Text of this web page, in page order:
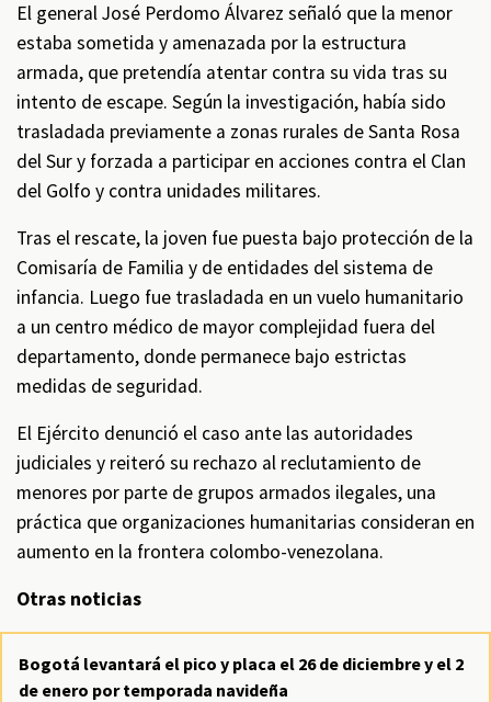
El general José Perdomo Álvarez señaló que la menor
estaba sometida y amenazada por la estructura
armada, que pretendía atentar contra su vida tras su
intento de escape. Según la investigación, había sido
trasladada previamente a zonas rurales de Santa Rosa
del Sur y forzada a participar en acciones contra el Clan
del Golfo y contra unidades militares.
Tras el rescate, la joven fue puesta bajo protección de la
Comisaría de Familia y de entidades del sistema de
infancia. Luego fue trasladada en un vuelo humanitario
a un centro médico de mayor complejidad fuera del
departamento, donde permanece bajo estrictas
medidas de seguridad.
El Ejército denunció el caso ante las autoridades
judiciales y reiteró su rechazo al reclutamiento de
menores por parte de grupos armados ilegales, una
práctica que organizaciones humanitarias consideran en
aumento en la frontera colombo-venezolana.
Otras noticias
Bogotá levantará el pico y placa el 26 de diciembre y el 2
de enero por temporada navideña